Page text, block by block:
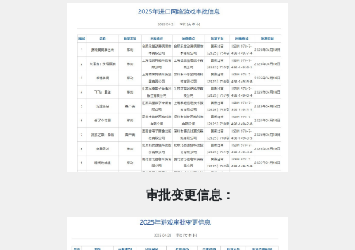
审批变更信息：